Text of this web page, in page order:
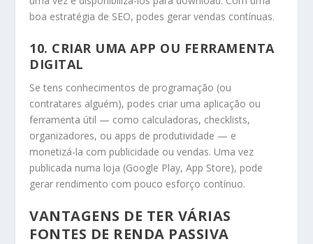
boa estratégia de SEO, podes gerar vendas contínuas.
10. CRIAR UMA APP OU FERRAMENTA
DIGITAL
Se tens conhecimentos de programação (ou
contratares alguém), podes criar uma aplicação ou
ferramenta útil — como calculadoras, checklists,
organizadores, ou apps de produtividade — e
monetizá-la com publicidade ou vendas. Uma vez
publicada numa loja (Google Play, App Store), pode
gerar rendimento com pouco esforço contínuo.
VANTAGENS DE TER VÁRIAS
FONTES DE RENDA PASSIVA